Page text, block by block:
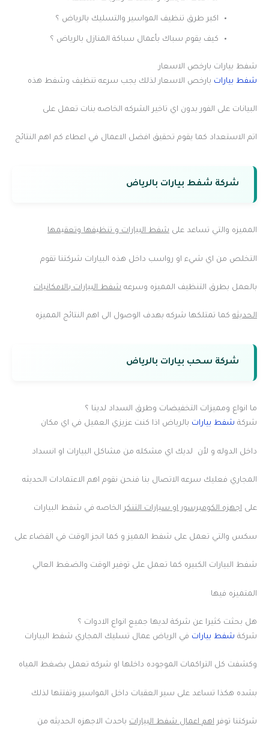
اكبر طرق تنظيف المواسير والتسليك بالرياض ؟
كيف يقوم سباك بأعمال سباكة المنازل بالرياض ؟
شفط بيارات بارخص الاسعار
شفط بيارات بارخص الاسعار لذلك يجب سرعه تنظيف وشفط هذه
البيانات على الفور بدون اي تاخير الشركه الخاصه بنات تعمل على
اتم الاستعداد كما يقوم تحقيق افضل الاعمال في اعطاء كم اهم النتائج
شركة شفط بيارات بالرياض
المميزه والتي تساعد على شفط البيارات و تنظيفها وتعقيمها
التخلص من اي شيء او رواسب داخل هذه البيارات شركتنا تقوم
بالعمل بطرق التنظيف المميزه وسرعه شفط البيارات بالامكانيات
الحديثه كما تمتلكها شركه بهدف الوصول الى اهم النتائج المميزه
شركة سحب بيارات بالرياض
ما انواع ومميزات التخفيضات وطرق السداد لدينا ؟
شركة شفط بيارات بالرياض اذا كنت عزيزي العميل في اي مكان
داخل الدوله و لأن لديك اي مشكله من مشاكل البيارات او انسداد
المجاري فعليك سرعه الاتصال بنا فنحن نقوم اهم الاعتمادات الحديثه
على اجهزه الكومبرسور او سيارات التنكر الخاصه في شفط البيارات
سكس والتي تعمل على شفط المميز و كما انجز الوقت في القضاء على
شفط البيارات الكبيره كما تعمل على توفير الوقت والضغط العالي
المتميزه فيها
هل بحثت كثيرا عن شركة لديها جميع انواع الادوات ؟
شركة شفط بيارات في الرياض عمال تسليك المجاري شفط البيارات
وكشفت كل التراكمات الموجوده داخلها او شركه تعمل بضغط المياه
بشده هكذا تساعد على سير العقبات داخل المواسير وتفتتها لذلك
شركتنا توفر اهم اعمال شفط البيارات باحدث الاجهزه الحديثه من